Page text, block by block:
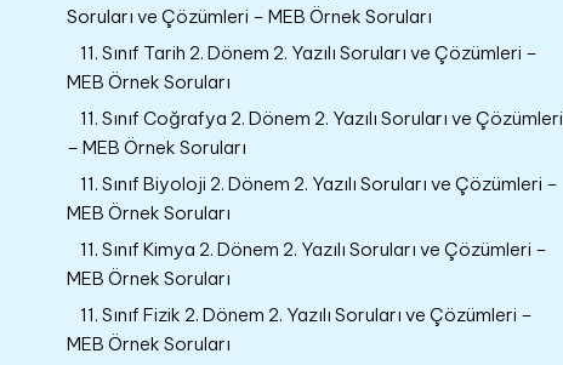
Soruları ve Çözümleri – MEB Örnek Soruları
11. Sınıf Tarih 2. Dönem 2. Yazılı Soruları ve Çözümleri –
MEB Örnek Soruları
11. Sınıf Coğrafya 2. Dönem 2. Yazılı Soruları ve Çözümleri
– MEB Örnek Soruları
11. Sınıf Biyoloji 2. Dönem 2. Yazılı Soruları ve Çözümleri –
MEB Örnek Soruları
11. Sınıf Kimya 2. Dönem 2. Yazılı Soruları ve Çözümleri –
MEB Örnek Soruları
11. Sınıf Fizik 2. Dönem 2. Yazılı Soruları ve Çözümleri –
MEB Örnek Soruları